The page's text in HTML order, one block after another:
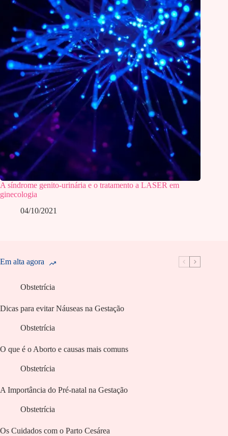
A síndrome genito-urinária e o tratamento a LASER em
ginecologia
04/10/2021
Em alta agora
Obstetrícia
Dicas para evitar Náuseas na Gestação
Obstetrícia
O que é o Aborto e causas mais comuns
Obstetrícia
A Importância do Pré-natal na Gestação
Obstetrícia
Os Cuidados com o Parto Cesárea